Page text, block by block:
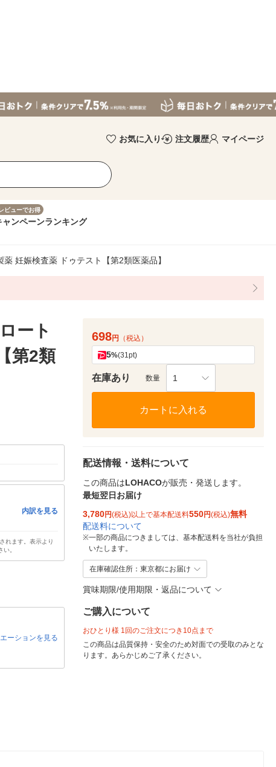
お気に入り 注文履歴 マイページ
ビューでお得
ャンペーンランキング
妊娠検査薬 ドゥテスト【第2類医薬品】
ート
第2類
内訳を見る
れます。表示より
。
ーションを見る
698円 （税込）
5%(31pt)
在庫あり 数量 1
カートに入れる
配送情報・送料について
この商品はLOHACOが販売・発送します。
最短翌日お届け
3,780円(税込)以上で基本配送料550円(税込)無料
配送料について
※一部の商品につきましては、基本配送料を当社が負担
いたします。
在庫確認住所：東京都にお届け
賞味期限/使用期限・返品について
ご購入について
おひとり様 1回のご注文につき10点まで
この商品は品質保持・安全のため対面での受取のみとな
ります。あらかじめご了承ください。